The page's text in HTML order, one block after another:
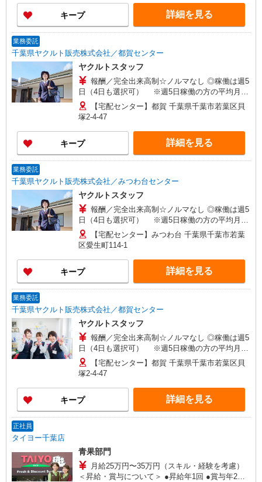
方が活躍中！
キープ 詳細を見る
業務委託
千葉県ヤクルト販売株式会社／都賀センター
ヤクルトスタッフ
報酬／完全出来高制☆ノルマなし ◎稼働は週5
日（4日も選択可） ※週5日稼働の方の平均月収
27万円 「あなたに合わせた」働き方ができます。
働き方やご希望の収入など、お気軽にお問い合わ
せください！ ◎20代〜50代を中心に幅広い年代の
方が活躍中！
【宅配センター】都賀 千葉県千葉市若葉区貝
塚2-4-47
キープ 詳細を見る
業務委託
千葉県ヤクルト販売株式会社／みつわ台センター
ヤクルトスタッフ
報酬／完全出来高制☆ノルマなし ◎稼働は週5
日（4日も選択可） ※週5日稼働の方の平均月収
27万円 「あなたに合わせた」働き方ができます。
働き方やご希望の収入など、お気軽にお問い合わ
せください！ ◎20代〜50代を中心に幅広い年代の
方が活躍中！
【宅配センター】みつわ台 千葉県千葉市若葉
区愛生町114-1
キープ 詳細を見る
業務委託
千葉県ヤクルト販売株式会社／都賀センター
ヤクルトスタッフ
報酬／完全出来高制☆ノルマなし ◎稼働は週5
日（4日も選択可） ※週5日稼働の方の平均月収
27万円 「あなたに合わせた」働き方ができます。
働き方やご希望の収入など、お気軽にお問い合わ
せください！ ◎20代〜50代を中心に幅広い年代の
方が活躍中！
【宅配センター】都賀 千葉県千葉市若葉区貝
塚2-4-47
キープ 詳細を見る
正社員
タイヨー千葉店
青果部門
月給25万円〜35万円（スキル・経験を考慮）
＜昇給・賞与について＞ ●昇給年1回 ●賞与年2回